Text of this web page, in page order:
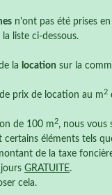
n'ont pas été prises
liste ci-dessous.
la location sur la
prix de location au m 2
de 100 m 2, nous vous
éléments tels
de la taxe
GRATUITE.
cela.